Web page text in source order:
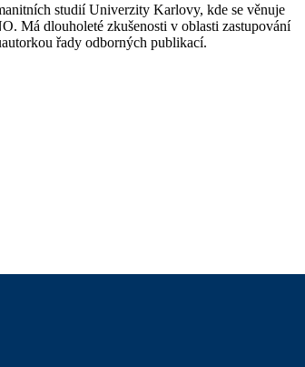
studií Univerzity Karlovy, kde se věnuje
Má dlouholeté zkušenosti v oblasti zastupování
řady odborných publikací.